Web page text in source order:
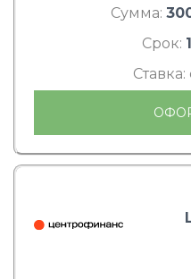
Сумма:
Срок:
Ставка: